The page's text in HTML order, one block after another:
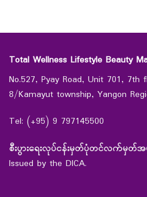
Total Wellness Lifestyle Beauty
No.527, Pyay Road, Unit 701, 7th
8/Kamayut township, Yangon
Tel: (+95) 9 797145500
စီးပွားရေးလုပ်ငန်းမှတ်ပုံတင်လက်မှတ်
Issued by the DICA.